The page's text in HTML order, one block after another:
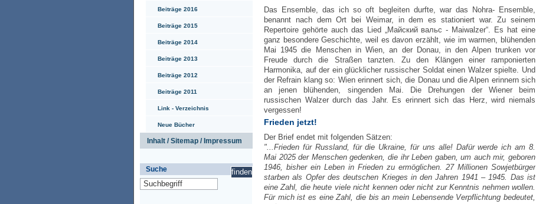
Beiträge 2016
Beiträge 2015
Beiträge 2014
Beiträge 2013
Beiträge 2012
Beiträge 2011
Link - Verzeichnis
Neue Bücher
Inhalt / Sitemap / Impressum
Suche
Das Ensemble, das ich so oft begleiten durfte, war das Nohra- Ensemble,
benannt nach dem Ort bei Weimar, in dem es stationiert war. Zu seinem
Repertoire gehörte auch das Lied „Майский вальс - Maiwalzer“. Es hat eine
ganz besondere Geschichte, weil es davon erzählt, wie im warmen, blühenden
Mai 1945 die Menschen in Wien, an der Donau, in den Alpen trunken vor
Freude durch die Straßen tanzten. Zu den Klängen einer ramponierten
Harmonika, auf der ein glücklicher russischer Soldat einen Walzer spielte. Und
der Refrain klang so: Wien erinnert sich, die Donau und die Alpen erinnern sich
an jenen blühenden, singenden Mai. Die Drehungen der Wiener beim
russischen Walzer durch das Jahr. Es erinnert sich das Herz, wird niemals
vergessen!
Frieden jetzt!
Der Brief endet mit folgenden Sätzen:
"...Frieden für Russland, für die Ukraine, für uns alle! Dafür werde ich am 8.
Mai 2025 der Menschengedenken, die ihr Leben gaben, um auch mir, geboren
1946, bisher ein Leben in Frieden zu ermöglichen. 27 Millionen Sowjetbürger
starben als Opfer des deutschen Krieges in den Jahren 1941 – 1945. Das ist
eine Zahl, die heute viele nicht kennen oder nicht zur Kenntnis nehmen wollen.
Für mich ist es eine Zahl, die bis an mein Lebensende Verpflichtung bedeutet,